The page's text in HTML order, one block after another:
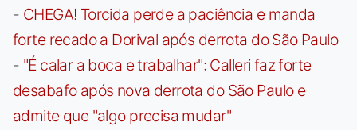
- CHEGA! Torcida perde a paciência e manda
forte recado a Dorival após derrota do São Paulo
- "É calar a boca e trabalhar": Calleri faz forte
desabafo após nova derrota do São Paulo e
admite que "algo precisa mudar"